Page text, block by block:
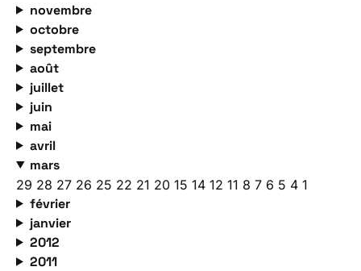
novembre
octobre
septembre
août
juillet
juin
mai
avril
mars
29 28 27 26 25 22 21 20 15 14 12 11 8 7 6 5 4 1
février
janvier
2012
2011